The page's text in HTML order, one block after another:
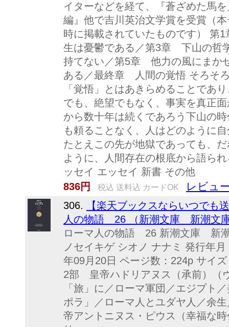
イターなどを経て、『蒼ざめた馬
編』他で吉川英治文学賞を受賞（
時に掲載されていたものです）
生は憂鬱である／第3章 下山の哲
持てない／第5章 他力の風にまか
ある／最終章 人間の覚悟 そろそ
「覚悟」とはあきらめることであ
でも、絶望でもなく、事実を真正
から数十年は続くであろう下山の
も頼ることなく、人はどのように
たとえこの先が地獄であっても、
ように、人間存在の根底から語ら
ッセイ エッセイ 新書 その他
836円
税込 送料込 カードOK レビュ
306.
【楽天ブックスならいつでも
人の物語 26 （新潮文庫 新潮文
ローマ人の物語 26 新潮文庫 新
ノセイキゲ シオノ ナナミ 発行年
年09月20日 ページ数：224p サイ
2部 皇帝ハドリアヌス（承前）（
「旅」に／ローマ軍団／エジプト
ポラ」／ローマ人とユダヤ人／余
帝アントニヌス・ピウス（幸福な